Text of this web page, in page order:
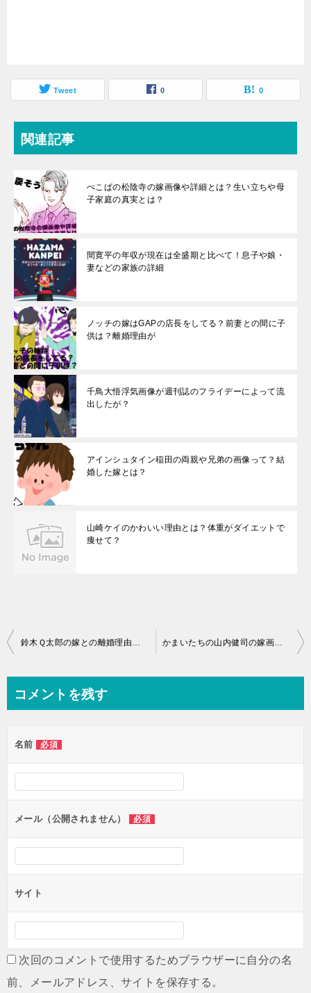
Tweet 0 0
関連記事
ぺこぱの松陰寺の嫁画像や詳細とは？生い立ちや母
子家庭の真実とは？
間寛平の年収が現在は全盛期と比べて！息子や娘・
妻などの家族の詳細
ノッチの嫁はGAPの店長をしてる？前妻との間に子
供は？離婚理由が
千鳥大悟浮気画像が週刊誌のフライデーによって流
出したが？
アインシュタイン稲田の両親や兄弟の画像って？結
婚した嫁とは？
山崎ケイのかわいい理由とは？体重がダイエットで
痩せて？
投
ビ
ー
シ
ン
鈴木Ｑ太郎の嫁との離婚理由が驚愕の？子供はいるのか？再婚した嫁は？ かまいたちの山内健司の嫁画像や馴れ初めが驚愕の？実家が金持ちの真相とは？
コメントを残す
名前 必須
メール（公開されません） 必須
サイト
次回のコメントで使用するためブラウザーに自分の名
前、メールアドレス、サイトを保存する。